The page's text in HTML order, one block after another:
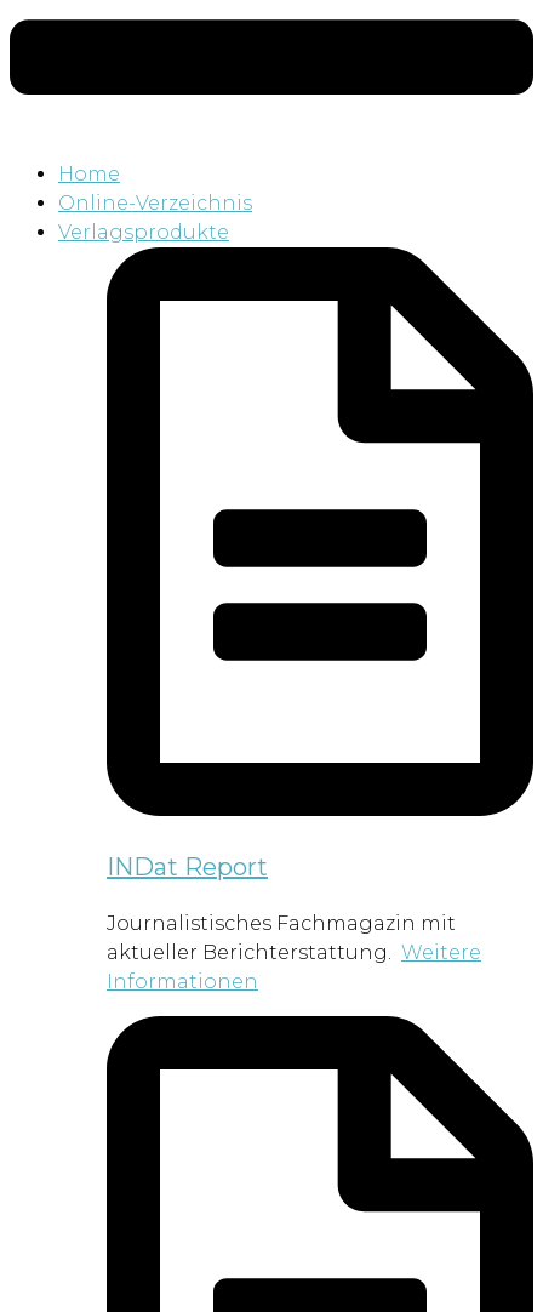
Home
Online-Verzeichnis
Verlagsprodukte
INDat Report
Journalistisches Fachmagazin mit
aktueller Berichterstattung. Weitere
Informationen